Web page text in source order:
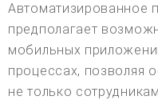
Автоматизированное
предполагает
мобильных
процессах, позволяя
не только